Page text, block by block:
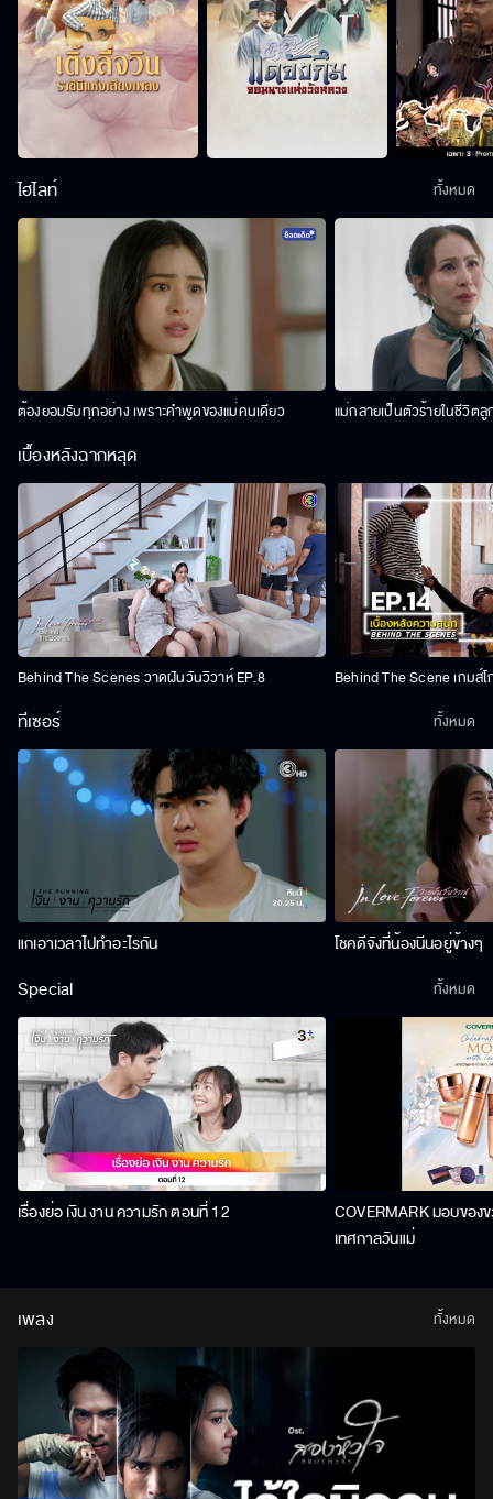
ไฮไลท์
ต้องยอมรับทุกอย่าง เพราะคำพูดของแม่คนเดียว แม่กลายเป็นตัวร้ายในชีวิตลู
ทั้งหมด
เบื้องหลังฉากหลุด
Behind The Scenes วาดฝันวันวิวาห์ EP.8 Behind The Scene เกมส์
ทีเซอร์
แกเอาเวลาไปทำอะไรกัน โชคดีจังที่น้องนีนอยู่ข้างๆ
ทั้งหมด
Special
เรื่องย่อ เงิน งาน ความรัก ตอนที่ 12
COVERMARK มอบขอ
เทศกาลวันแม่
ทั้งหมด
เพลง ทั้งหมด